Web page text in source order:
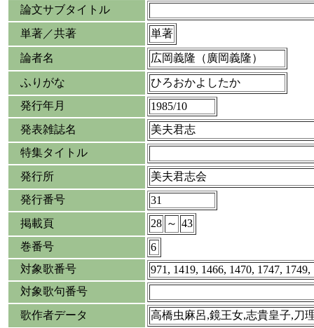
論文サブタイトル
単著／共著
単著
論者名 広岡義隆（廣岡義隆）
ふりがな
ひろおかよしたか
発行年月
1985/10
発表雑誌名
美夫君志
特集タイトル
発行所
美夫君志会
発行番号
31
掲載頁
28 ～ 43
巻番号
6
対象歌番号
971, 1419, 1466, 1470, 1747,
対象歌句番号
歌作者データ
高橋虫麻呂,鏡王女,志貴皇子,刀